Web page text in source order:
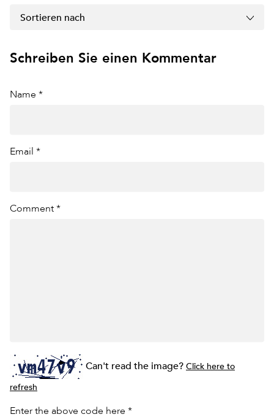
Sortieren nach
Schreiben Sie einen Kommentar
Name *
Email *
Comment *
Can't read the image?Click here to
refresh
Enter the above code here *